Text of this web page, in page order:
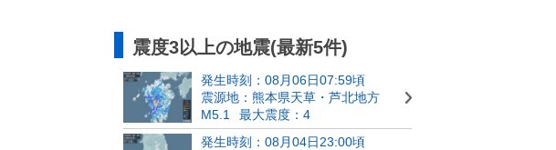
震度3以上の地震(最新5件)
発生時刻：08月06日07:59頃
震源地：熊本県天草・芦北地方
M5.1
最大震度：4
発生時刻：08月04日23:00頃